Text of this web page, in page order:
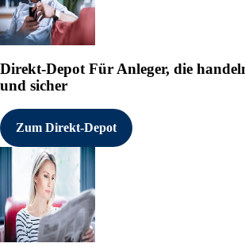
Direkt-Depot Für Anleger, die
und sicher
Zum Direkt-Depot